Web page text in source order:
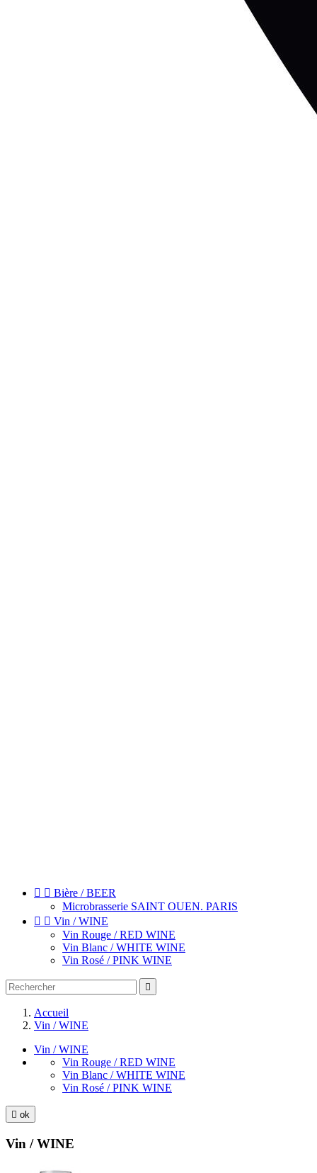
  Bière / BEER
Microbrasserie SAINT OUEN. PARIS
  Vin / WINE
Vin Rouge / RED WINE
Vin Blanc / WHITE WINE
Vin Rosé / PINK WINE

Accueil
Vin / WINE
Vin / WINE
Vin Rouge / RED WINE
Vin Blanc / WHITE WINE
Vin Rosé / PINK WINE
 ok
Vin / WINE